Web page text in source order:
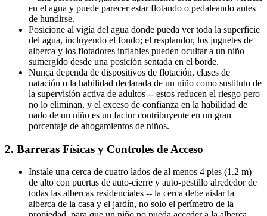
en el agua y puede parecer estar flotando o pedaleando antes
de hundirse.
Posicione al vigía del agua donde pueda ver toda la superficie
del agua, incluyendo el fondo; el resplandor, los juguetes de
alberca y los flotadores inflables pueden ocultar a un niño
sumergido desde una posición sentada en el borde.
Nunca dependa de dispositivos de flotación, clases de
natación o la habilidad declarada de un niño como sustituto de
la supervisión activa de adultos -- estos reducen el riesgo pero
no lo eliminan, y el exceso de confianza en la habilidad de
nado de un niño es un factor contribuyente en un gran
porcentaje de ahogamientos de niños.
2. Barreras Físicas y Controles de Acceso
Instale una cerca de cuatro lados de al menos 4 pies (1.2 m)
de alto con puertas de auto-cierre y auto-pestillo alrededor de
todas las albercas residenciales -- la cerca debe aislar la
alberca de la casa y el jardín, no solo el perímetro de la